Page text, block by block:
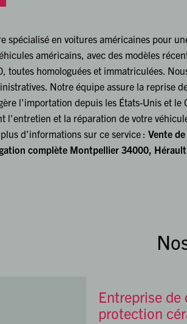
spécialisé en voitures américaines pour
américains, avec des modèles
toutes homologuées et immatriculées.
Notre équipe assure la reprise
l'importation depuis les États-Unis et le
l'entretien et la réparation de votre
d'informations sur ce service : Vente
complète Montpellier 34000,
Entreprise
protection